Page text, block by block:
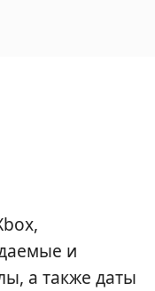
и
а также даты